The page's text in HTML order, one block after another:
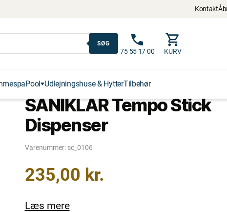
Kontakt
SØG
75 55 17 00 KURV
Pool Udlejningshuse & HytterTilbehør
SANIKLAR Tempo Stick
Dispenser
Varenummer: sc_0106
235,00 kr.
Læs mere